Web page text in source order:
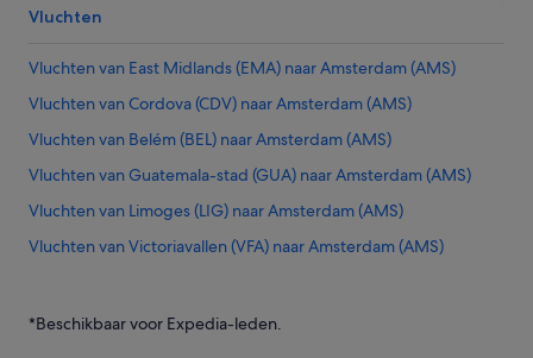
Vluchten
Vluchten van East Midlands (EMA) naar Amsterdam (AMS)
Vluchten van Cordova (CDV) naar Amsterdam (AMS)
Vluchten van Belém (BEL) naar Amsterdam (AMS)
Vluchten van Guatemala-stad (GUA) naar Amsterdam (AMS)
Vluchten van Limoges (LIG) naar Amsterdam (AMS)
Vluchten van Victoriavallen (VFA) naar Amsterdam (AMS)
Vluchten van Chongqing (CKG) naar Amsterdam (AMS)
*Beschikbaar voor Expedia-leden.